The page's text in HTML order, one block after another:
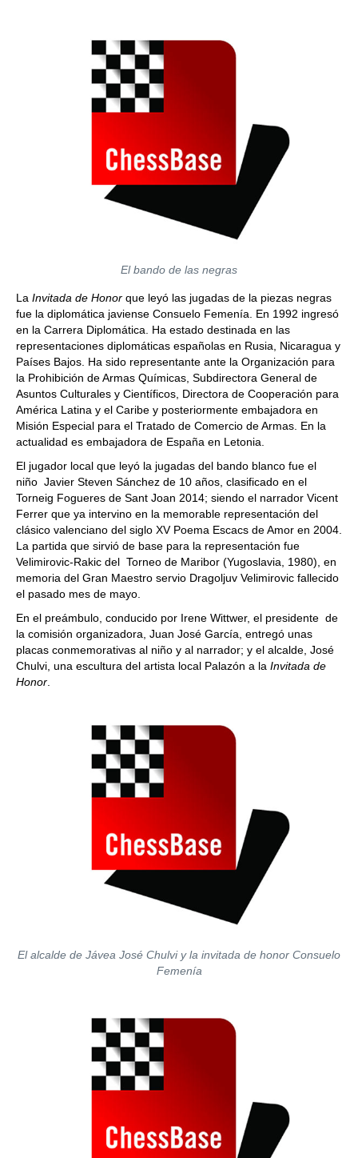
El bando de las negras
La Invitada de Honor que leyó las jugadas de la piezas negras
fue la diplomática javiense Consuelo Femenía. En 1992 ingresó
en la Carrera Diplomática. Ha estado destinada en las
representaciones diplomáticas españolas en Rusia, Nicaragua y
Países Bajos. Ha sido representante ante la Organización para
la Prohibición de Armas Químicas, Subdirectora General de
Asuntos Culturales y Científicos, Directora de Cooperación para
América Latina y el Caribe y posteriormente embajadora en
Misión Especial para el Tratado de Comercio de Armas. En la
actualidad es embajadora de España en Letonia.
El jugador local que leyó la jugadas del bando blanco fue el
niño Javier Steven Sánchez de 10 años, clasificado en el
Torneig Fogueres de Sant Joan 2014; siendo el narrador Vicent
Ferrer que ya intervino en la memorable representación del
clásico valenciano del siglo XV Poema Escacs de Amor en 2004.
La partida que sirvió de base para la representación fue
Velimirovic-Rakic del Torneo de Maribor (Yugoslavia, 1980), en
memoria del Gran Maestro servio Dragoljuv Velimirovic fallecido
el pasado mes de mayo.
En el preámbulo, conducido por Irene Wittwer, el presidente de
la comisión organizadora, Juan José García, entregó unas
placas conmemorativas al niño y al narrador; y el alcalde, José
Chulvi, una escultura del artista local Palazón a la Invitada de
Honor
El alcalde de Jávea José Chulvi y la invitada de honor Consuelo
Femenía